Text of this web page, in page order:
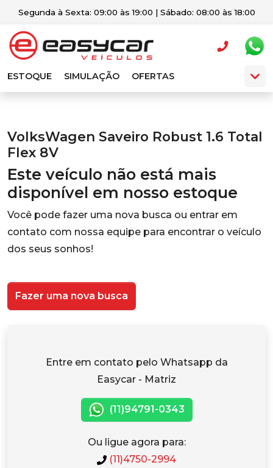
Segunda à Sexta: 09:00 às 19:00 | Sábado: 08:00 às 18:00
ESTOQUE SIMULAÇÃO OFERTAS
VolksWagen Saveiro Robust 1.6 Total
Flex 8V
Este veículo não está mais
disponível em nosso estoque
Você pode fazer uma nova busca ou entrar em
contato com nossa equipe para encontrar o veículo
dos seus sonhos!
Fazer uma nova busca
Entre em contato pelo Whatsapp da
Easycar - Matriz
(11)94791-0343
Ou ligue agora para:
(11)4750-2994